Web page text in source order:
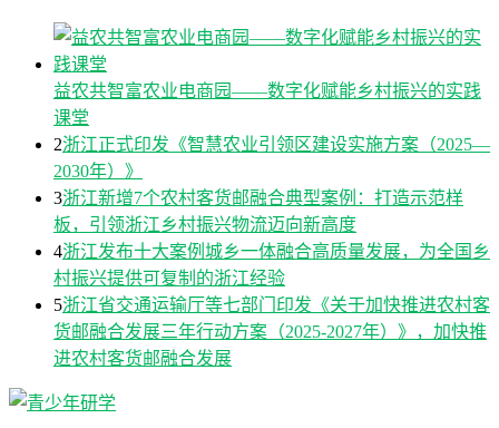
益农共智富农业电商园——数字化赋能乡村振兴的实践
课堂
2浙江正式印发《智慧农业引领区建设实施方案（2025—
2030年）》
3浙江新增7个农村客货邮融合典型案例：打造示范样
板，引领浙江乡村振兴物流迈向新高度
4浙江发布十大案例城乡一体融合高质量发展，为全国乡
村振兴提供可复制的浙江经验
5浙江省交通运输厅等七部门印发《关于加快推进农村客
货邮融合发展三年行动方案（2025-2027年）》，加快推
进农村客货邮融合发展